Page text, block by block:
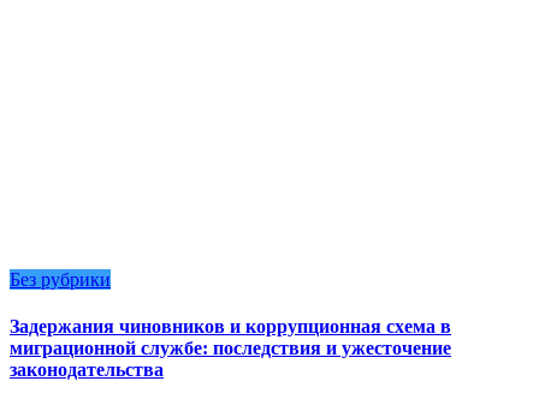
Без рубрики
Задержания чиновников и коррупционная схема в
миграционной службе: последствия и ужесточение
законодательства